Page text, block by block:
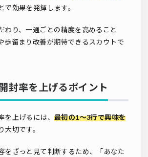
で効果を発揮します。
わり、一通ごとの精度を高めること
歩留まり改善が期待できるスカウトで
封率を上げるポイント
を上げるには、 最初の1〜3行で興味を
大切です。
をざっと見て判断するため、「あなた